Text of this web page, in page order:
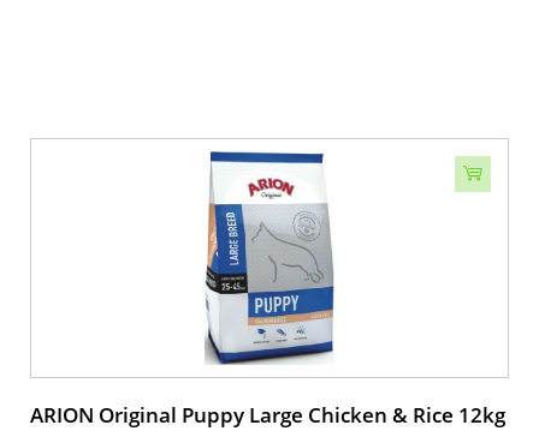
ARION Original Puppy Large Chicken & Rice 12kg